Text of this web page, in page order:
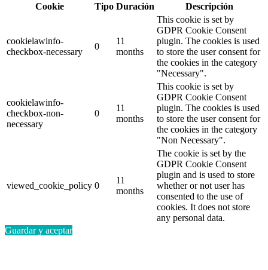
Cookie
Tipo Duración Descripción
cookielawinfo-
checkbox-necessary
0
11
months
This cookie is set by
GDPR Cookie Consent
plugin. The cookies is used
to store the user consent for
the cookies in the category
"Necessary".
cookielawinfo-
checkbox-non-
necessary
0
11
months
This cookie is set by
GDPR Cookie Consent
plugin. The cookies is used
to store the user consent for
the cookies in the category
"Non Necessary".
viewed_cookie_policy 0
11
months
The cookie is set by the
GDPR Cookie Consent
plugin and is used to store
whether or not user has
consented to the use of
cookies. It does not store
any personal data.
Guardar y aceptar